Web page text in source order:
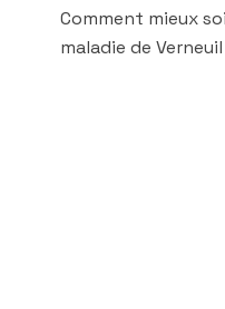
Comment mieux
maladie de